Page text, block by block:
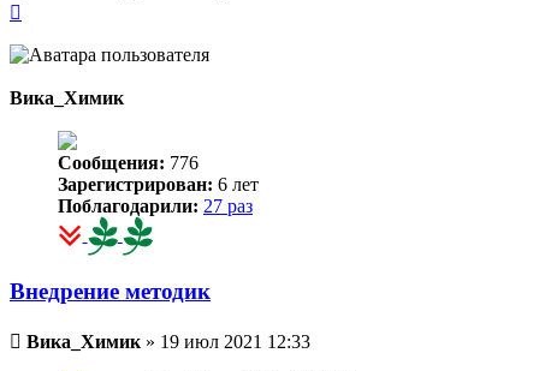
началу
Вика_Химик
Сообщения: 776
Зарегистрирован: 6 лет
Поблагодарили: 27 раз
Внедрение методик
Непрочитанное
сообщение
Вика_Химик » 19 июл 2021 12:33